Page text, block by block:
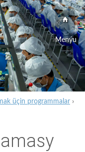
Menýu
üçin programmalar ›